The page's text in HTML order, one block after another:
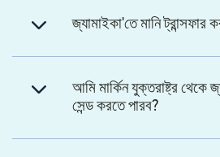
জ্যামাইকা'তে মানি
আমি মার্কিন যুক্তরাষ্ট্র থেকে
সেন্ড করতে পারব?